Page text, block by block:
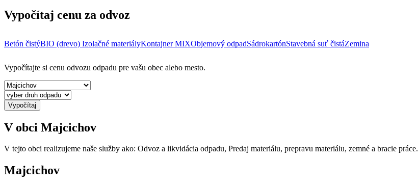
Vypočítaj cenu za odvoz
Betón čistýBIO (drevo) Izolačné materiályKontajner MIXObjemový odpadSádrokartónStavebná suť čistáZemina
Vypočítajte si cenu odvozu odpadu pre vašu obec alebo mesto.
Vypočítaj
V obci Majcichov
V tejto obci realizujeme naše služby ako: Odvoz a likvidácia odpadu, Predaj materiálu, prepravu materiálu, zemné a bracie práce.
Majcichov